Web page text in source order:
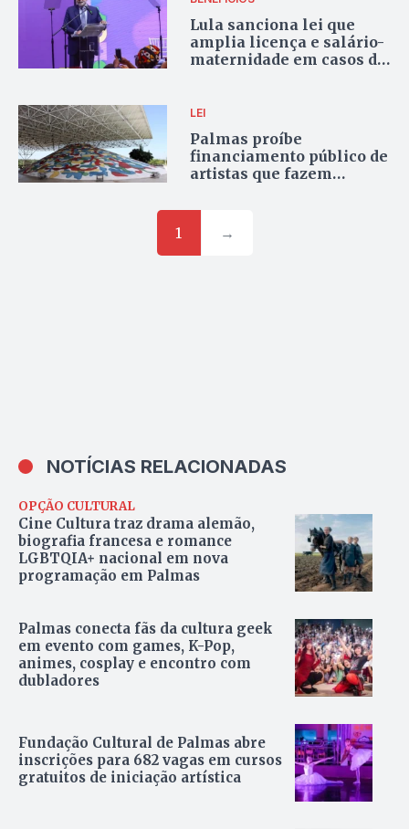
Lula sanciona lei que
amplia licença e salário-
maternidade em casos de
LEI
Palmas proíbe
financiamento público de
artistas que fazem
e violência
1
→
NOTÍCIAS RELACIONADAS
OPÇÃO CULTURAL
Cine Cultura traz drama alemão,
biografia francesa e romance
LGBTQIA+ nacional em nova
programação em Palmas
Palmas conecta fãs da cultura geek
em evento com games, K-Pop,
animes, cosplay e encontro com
dubladores
Fundação Cultural de Palmas abre
inscrições para 682 vagas em cursos
gratuitos de iniciação artística